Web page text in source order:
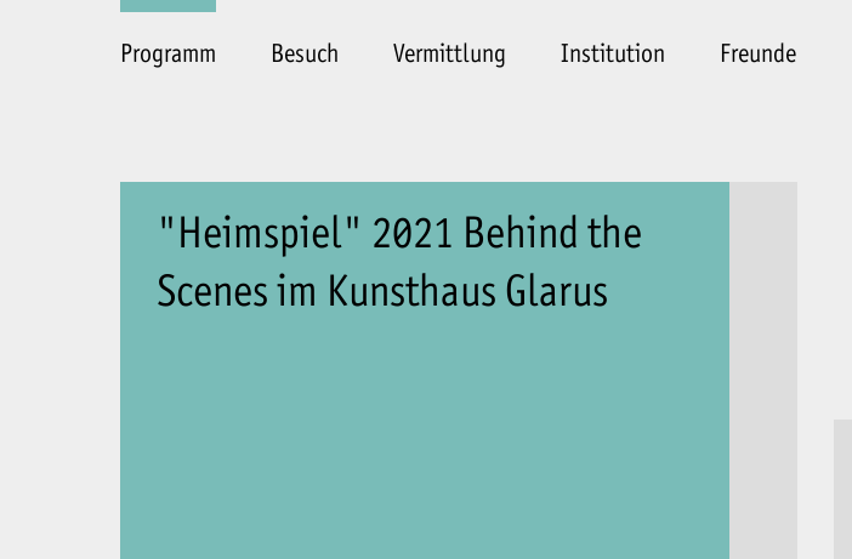
Programm Besuch Vermittlung Institution Freunde
"Heimspiel" 2021 Behind the
Scenes im Kunsthaus Glarus